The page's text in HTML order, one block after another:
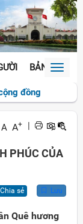
BẢN SẮCToggle
đồng
A A+
PHÚC CỦA
Chia sẻ Lưu
Quê hương